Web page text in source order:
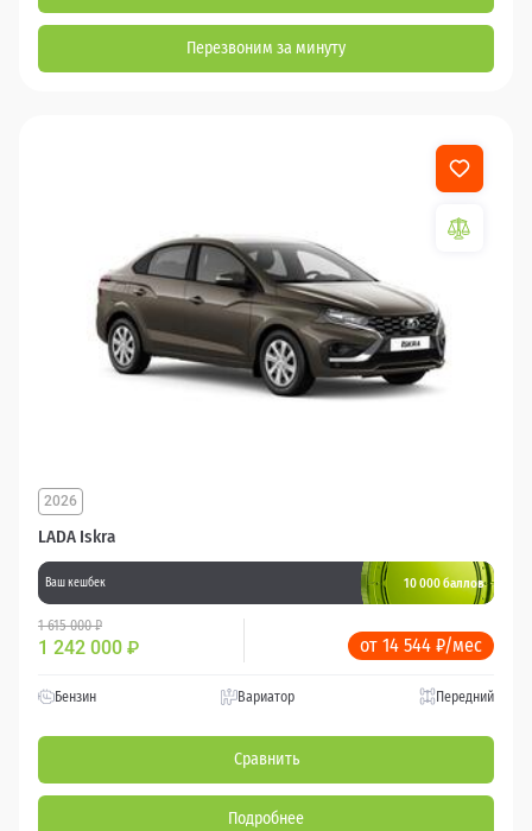
Перезвоним за минуту
LADA Iskra
2026
Ваш кешбек 10 000 баллов
1 615 000 ₽
1 242 000 ₽ от 14 544 ₽/мес
Бензин Вариатор Передний
Сравнить
Подробнее